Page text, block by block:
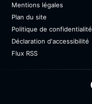
Mentions légales
Plan du site
Politique de confidentialité
Déclaration d'accessibilité
Flux RSS